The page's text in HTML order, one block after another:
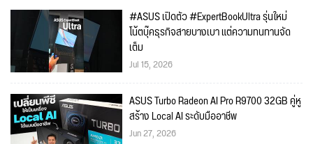
#ASUS เปิดตัว #ExpertBookUltra รุ่นใหม่
โน้ตบุ๊คธุรกิจสายบางเบา แต่ความทนทานจัด
เต็ม
Jul 15, 2026
ASUS Turbo Radeon AI Pro R9700 32GB คู่หู
สร้าง Local AI ระดับมืออาชีพ
Jun 27, 2026